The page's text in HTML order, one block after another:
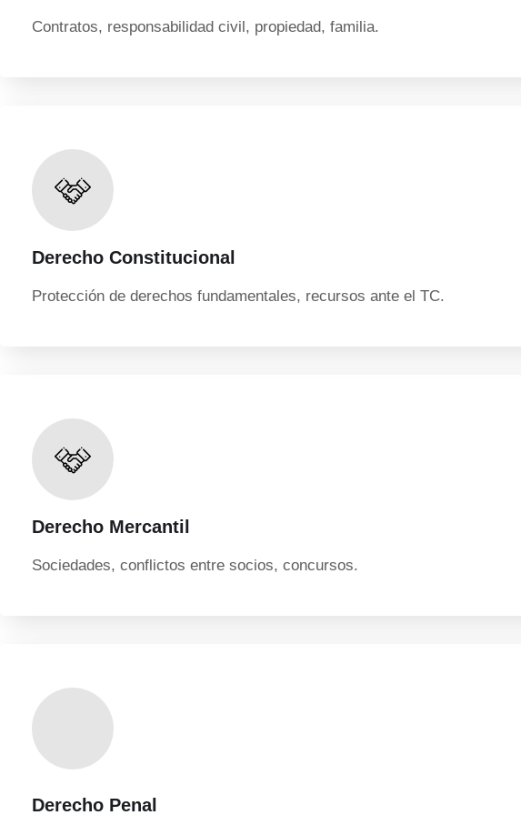
Contratos, responsabilidad civil, propiedad, familia.
Derecho Constitucional
Protección de derechos fundamentales, recursos ante el TC.
Derecho Mercantil
Sociedades, conflictos entre socios, concursos.
Derecho Penal